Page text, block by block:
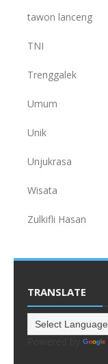
tawon lanceng
TNI
Trenggalek
Umum
Unik
Unjukrasa
Wisata
Zulkifli Hasan
TRANSLATE